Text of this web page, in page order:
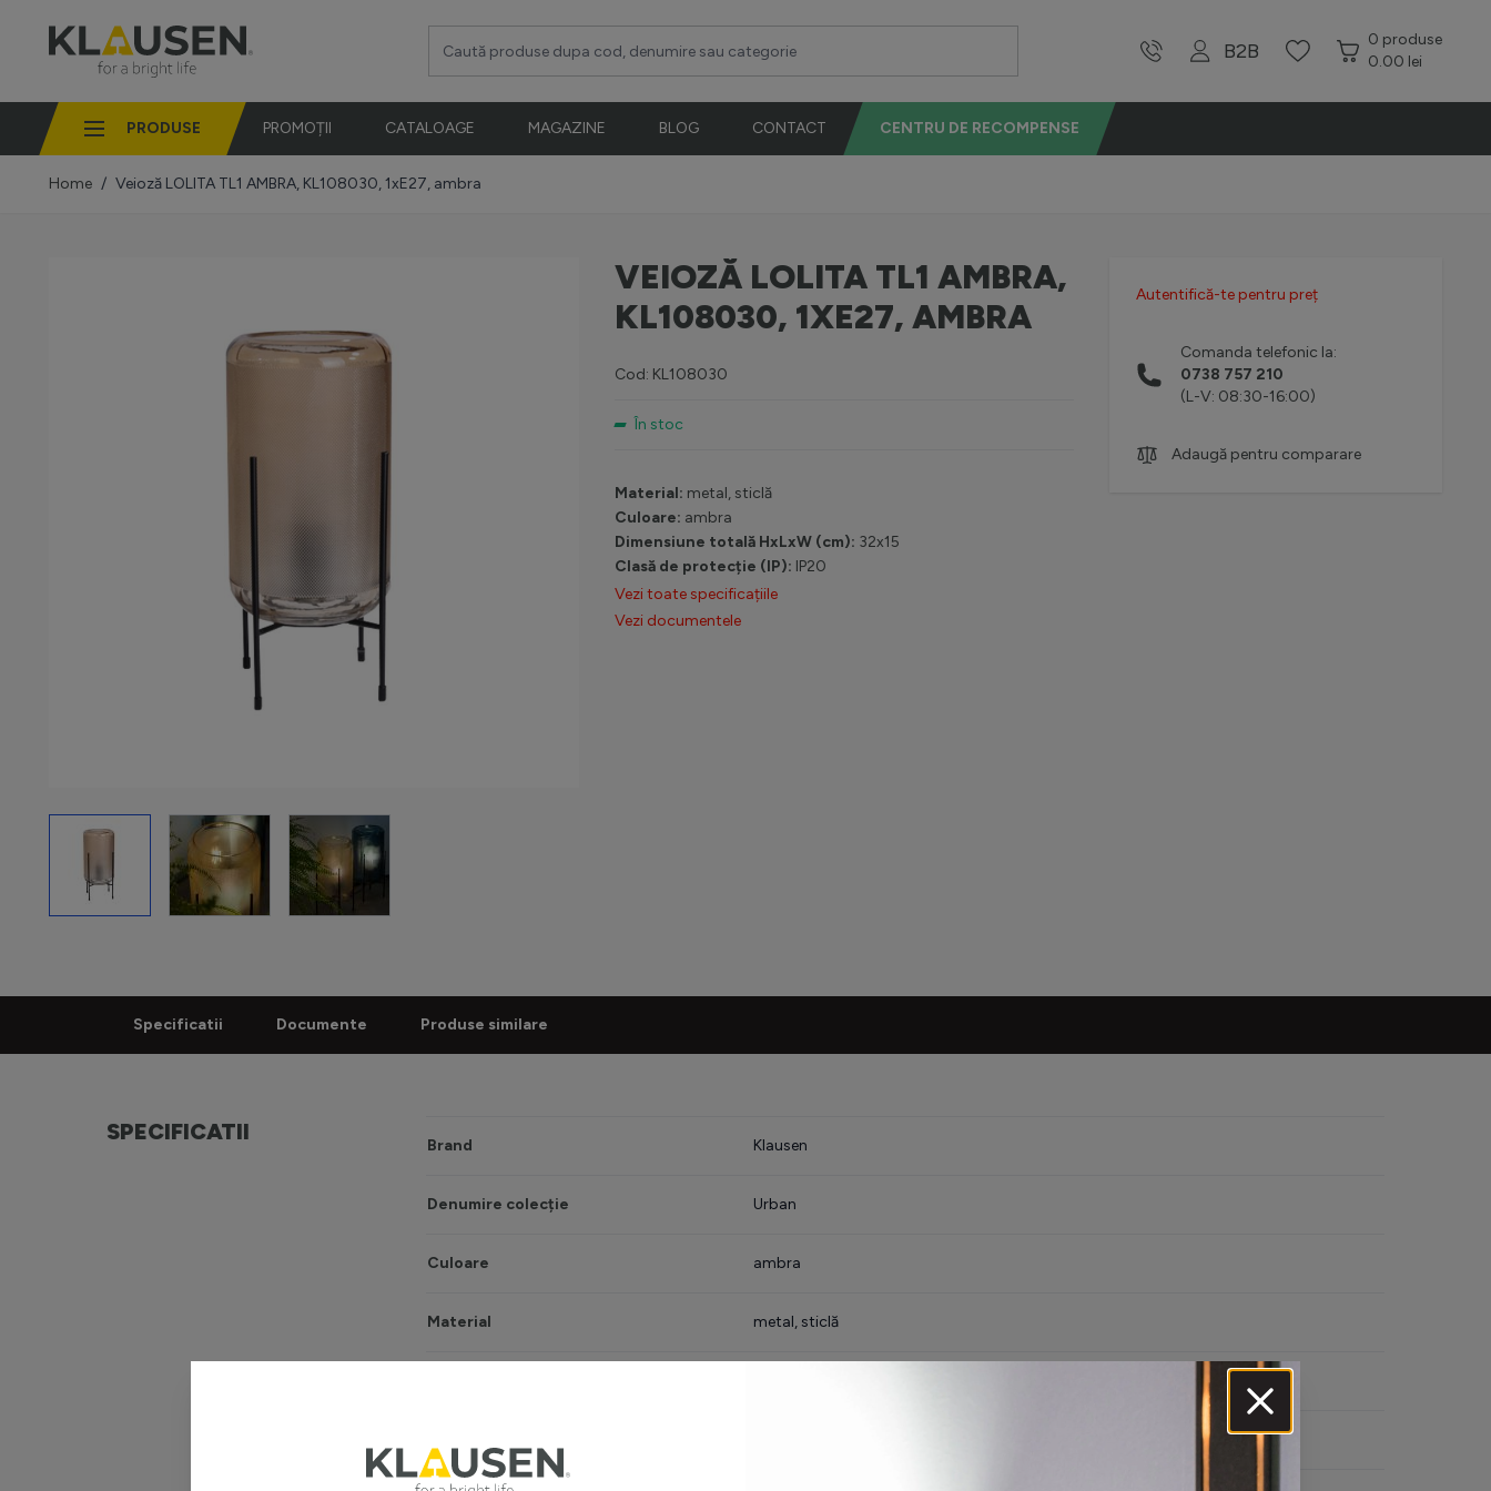
B2B 0 produse
0.00 lei
PRODUSE PROMOȚII CATALOAGE MAGAZINE BLOG CONTACT CENTRU DE RECOMPENSE
Home / Veioză LOLITA TL1 AMBRA, KL108030, 1xE27, ambra
View larger imageView larger image View larger image
VEIOZĂ LOLITA TL1 AMBRA,
KL108030, 1XE27, AMBRA
Cod: KL108030
În stoc
Material: metal, sticlă
Culoare: ambra
Dimensiune totală HxLxW (cm): 32x15
Clasă de protecție (IP): IP20
Vezi toate specificațiile
Vezi documentele
Autentifică-te pentru preț
Comanda telefonic la:
0738 757 210
(L-V: 08:30-16:00)
Adaugă pentru comparare
Specificatii Documente Produse similare
SPECIFICATII
Brand Klausen
Denumire colecție Urban
Culoare ambra
Material metal, sticlă